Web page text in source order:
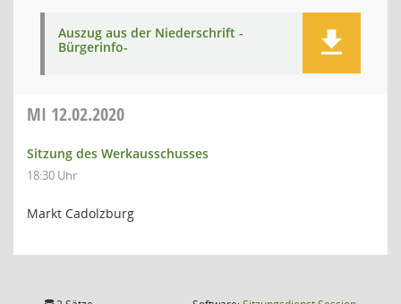
Auszug aus der Niederschrift -
Bürgerinfo-
MI 12.02.2020
Sitzung des Werkausschusses
18:30 Uhr
Markt Cadolzburg